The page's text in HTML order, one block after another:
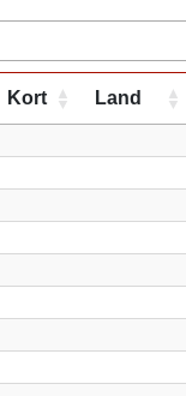
Kort Land